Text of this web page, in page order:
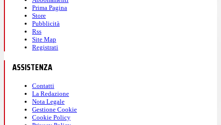
Prima Pagina
Store
Pubblicità
Rss
Site Map
Registrati
ASSISTENZA
Contatti
La Redazione
Nota Legale
Gestione Cookie
Cookie Policy